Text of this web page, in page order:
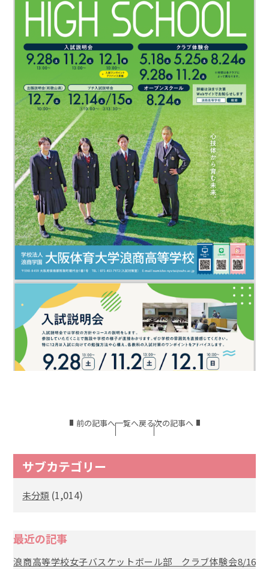
前の記事へ一覧へ戻る次の記事へ
サブカテゴリー
未分類 (1,014)
最近の記事
浪商高等学校女子バスケットボール部 クラブ体験会8/16